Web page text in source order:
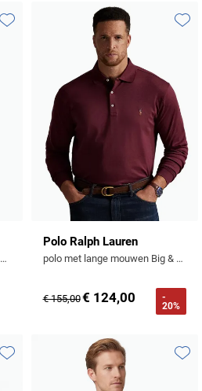
polo Custom Slim Fit zwart effen katoen normale fit
Toevoegen aan favorieten
Polo Ralph Lauren
polo met lange mouwen Big & Tall bordeaux
€ 155,00€ 124,00
-
20%
Toevoegen aan favorieten